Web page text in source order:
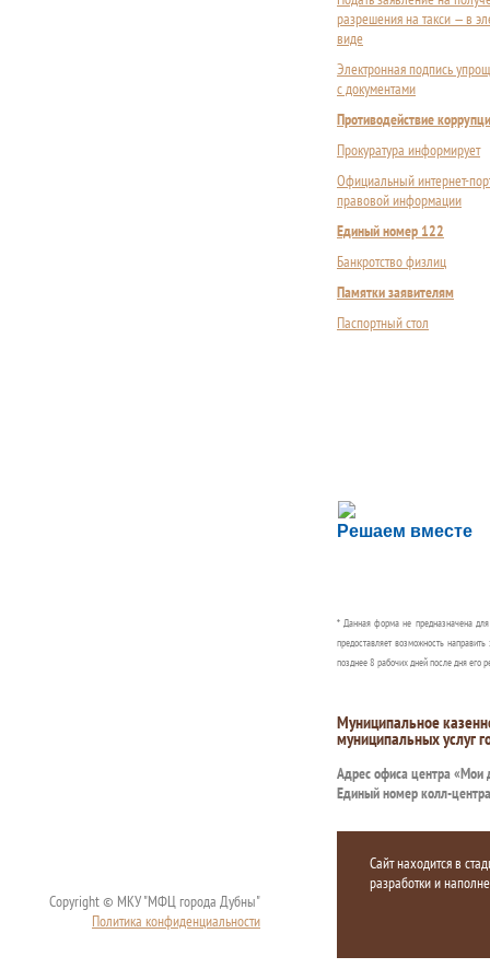
разрешения на такси — в
виде
Электронная подпись
с документами
Противодействие
Прокуратура информирует
Официальный интернет-
правовой информации
Единый номер 122
Банкротство физлиц
Памятки заявителям
Паспортный стол
Решаем вместе
Сложности с
Сообщите об этом
* Данная форма не предназначена
предоставляет возможность
позднее 8 рабочих дней после дня его
Муниципальное
муниципальных услуг
Адрес офиса центра «Мои
Единый номер колл-
Copyright © МКУ "МФЦ города Дубны"
Политика конфиденциальности
Сайт находится в
разработки и